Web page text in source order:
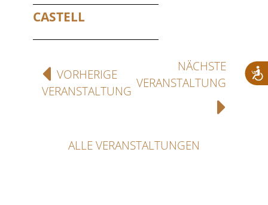
CASTELL
VORHERIGE
VERANSTALTUNG
NÄCHSTE
VERANSTALTUNG
ALLE VERANSTALTUNGEN